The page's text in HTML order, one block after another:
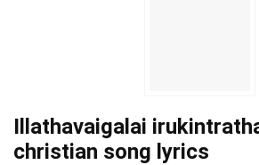
Illathavaigalai
christian song lyrics